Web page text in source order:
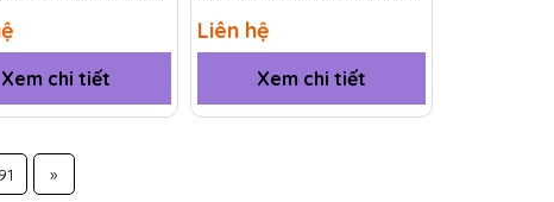
1.8M
Xem chi tiết
(RKP) RKP2A0096 2.4M
Liên hệ
Xem chi tiết
91 »